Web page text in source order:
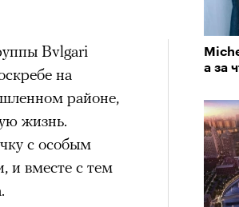
а за
Bvlgari
на
районе,
жизнь.
с особым
и вместе с тем
и черный